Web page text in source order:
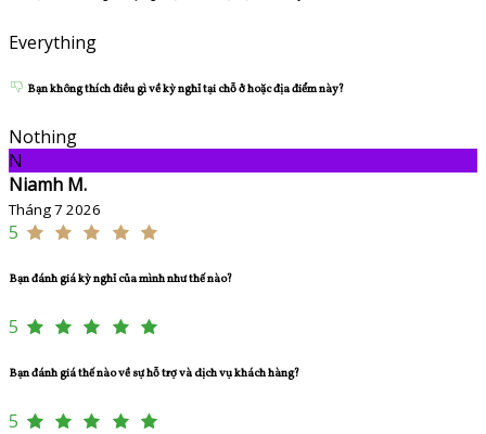
Everything
Bạn không thích điều gì về kỳ nghỉ tại chỗ ở hoặc địa điểm này?
Nothing
N
Niamh M.
Tháng 7 2026
5
Bạn đánh giá kỳ nghỉ của mình như thế nào?
5
Bạn đánh giá thế nào về sự hỗ trợ và dịch vụ khách hàng?
5